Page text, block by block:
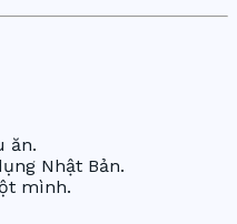
ăn.
Nhật Bản.
mình.